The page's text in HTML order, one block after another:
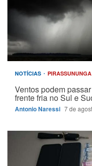
NOTÍCIAS PIRASSUNUNGA
Ventos podem
frente fria no Sul e
Antonio Naressi 7 de